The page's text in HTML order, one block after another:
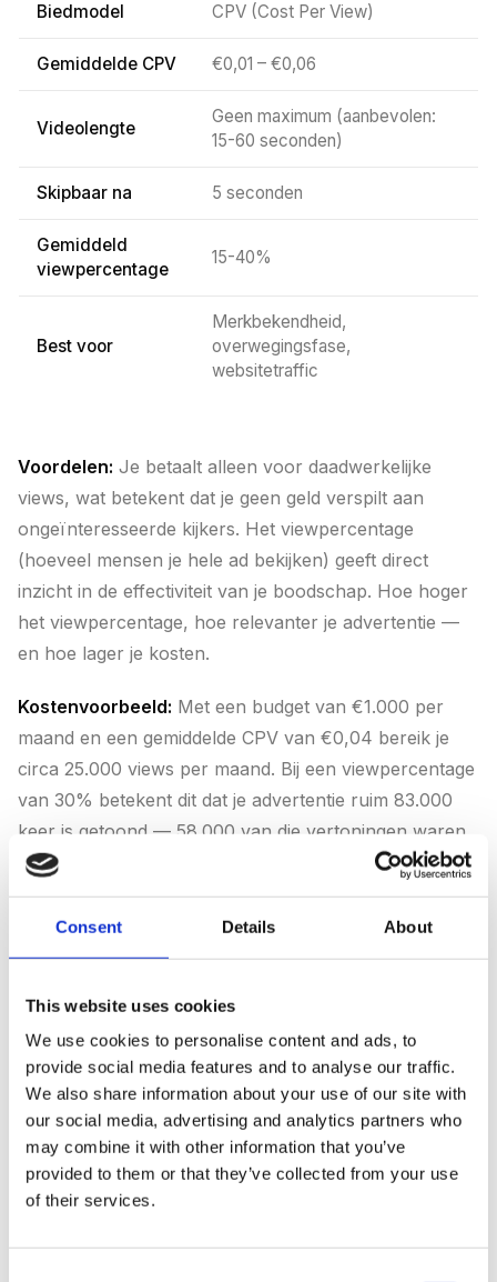
Consent Details About
This website uses cookies
We use cookies to personalise content and ads, to
provide social media features and to analyse our traffic.
We also share information about your use of our site with
our social media, advertising and analytics partners who
may combine it with other information that you’ve
provided to them or that they’ve collected from your use
of their services.
Biedmodel CPV (Cost Per View)
Gemiddelde CPV €0,01 – €0,06
Videolengte
Geen maximum (aanbevolen:
15-60 seconden)
Skipbaar na 5 seconden
Gemiddeld
viewpercentage
15-40%
Best voor
Merkbekendheid,
overwegingsfase,
websitetraffic
Voordelen: Je betaalt alleen voor daadwerkelijke
views, wat betekent dat je geen geld verspilt aan
ongeïnteresseerde kijkers. Het viewpercentage
(hoeveel mensen je hele ad bekijken) geeft direct
inzicht in de effectiviteit van je boodschap. Hoe hoger
het viewpercentage, hoe relevanter je advertentie —
en hoe lager je kosten.
Kostenvoorbeeld: Met een budget van €1.000 per
maand en een gemiddelde CPV van €0,04 bereik je
circa 25.000 views per maand. Bij een viewpercentage
van 30% betekent dit dat je advertentie ruim 83.000
keer is getoond — 58.000 van die vertoningen waren
gratis omdat mensen skipten.
Non-Skippable In-Stream Ads
seconden (in sommige regio's 20 seconden) en
moeten volledig worden bekeken voordat de video
start. Kijkers hebben geen optie om over te slaan. Dit
garandeert dat je volledige boodschap wordt gezien,
maar het betekent ook dat je betaalt voor elke
vertoning.